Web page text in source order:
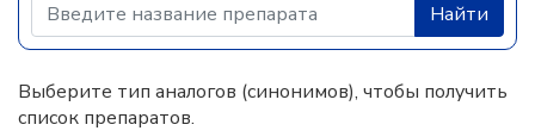
Найти
Выберите тип аналогов (синонимов), чтобы получить
список препаратов.